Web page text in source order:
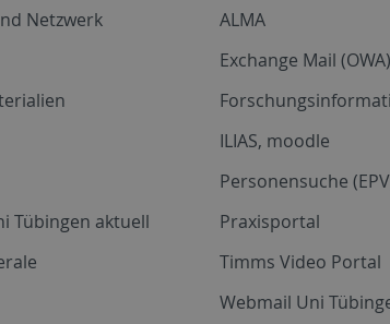
Netzwerk
Tübingen aktuell
ALMA
Exchange Mail (OWA)
ILIAS, moodle
Personensuche
Praxisportal
Timms Video Portal
Webmail Uni